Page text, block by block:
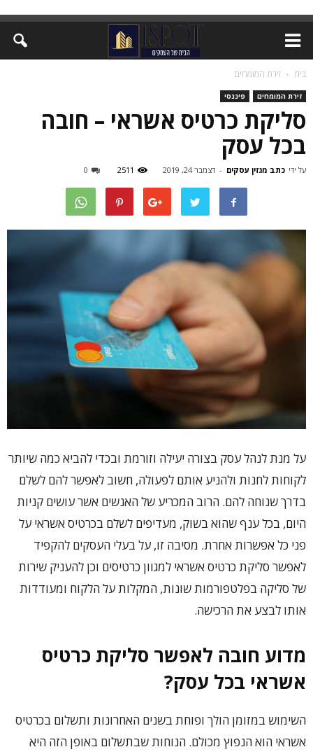
בית זירת המומחים
זירת המומחים פיננסי
סליקת כרטיס אשראי – חובה
בכל עסק
על ידי כתב מגזין עסקים - דצמבר 24, 2019 2511
0
על מנת לנהל עסק בצורה יעילה וזורמת ובכדי להביא כמה שיותר
לקוחות לחנות ולהניע אותם לפעולה, חשוב לאפשר להם לשלם
בדרך שנוחה להם. הרוב המכריע של האנשים אשר עושים קניות
היום, בכל ענף שהוא בשוק, מעדיפים לשלם בכרטיס אשראי על
פני כל אפשרות אחרת. מסיבה זו, על בעלי העסקים להקפיד
לאפשר סליקת כרטיס אשראי למגוון כרטיסים וכן להעניק שירות
של סליקה בפלטפורמות שונות, המקלות על הלקוח ומעודדות
אותו לבצע את הרכישה.
מדוע חובה לאפשר סליקת כרטיס
אשראי בכל עסק?
השימוש במזומן הולך ופוחת בשנים האחרונות ותשלום בכרטיס
אשראי הוא הנפוץ מכולם. הנוחות שבתשלום באופן הזה היא